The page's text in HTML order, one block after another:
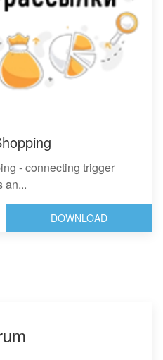
- connecting trigger
an...
DOWNLOAD